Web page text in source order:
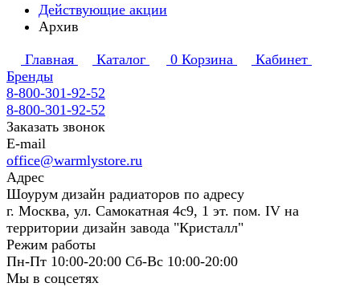
Действующие акции
Архив
Главная Каталог 0 Корзина
Кабинет
Бренды
8-800-301-92-52
8-800-301-92-52
Заказать звонок
E-mail
office@warmlystore.ru
Адрес
Шоурум дизайн радиаторов по адресу
г. Москва, ул. Самокатная 4с9, 1 эт. пом. IV на
территории дизайн завода "Кристалл"
Режим работы
Пн-Пт 10:00-20:00 Сб-Вс 10:00-20:00
Мы в соцсетях